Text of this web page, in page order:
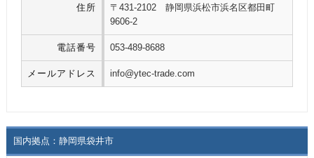
住所
〒431-2102 静岡県浜松市浜名区都田町
9606-2
電話番号 053-489-8688
メールアドレス info@ytec-trade.com
国内拠点：静岡県袋井市